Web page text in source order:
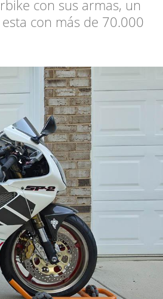
con sus armas, un
con más de 70.000